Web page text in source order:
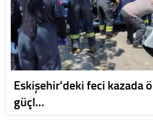
Eskişehir'deki feci kazada
güçl…